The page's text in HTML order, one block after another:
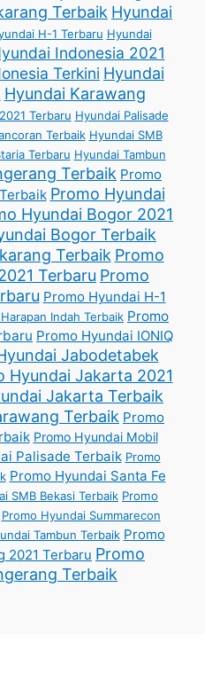
Terbaik Hyundai
H-1 Terbaru Hyundai
Indonesia 2021
Terkini Hyundai
Hyundai Karawang
Terbaru Hyundai Palisade
Terbaik Hyundai SMB
Terbaru Hyundai Tambun
Terbaik Promo
Promo Hyundai
Hyundai Bogor 2021
Bogor Terbaik
Terbaik Promo
Terbaru Promo
Promo Hyundai H-1
Indah Terbaik Promo
Promo Hyundai IONIQ
Jabodetabek
Hyundai Jakarta 2021
Jakarta Terbaik
Terbaik Promo
Promo Hyundai Mobil
Palisade Terbaik Promo
Promo Hyundai Santa Fe
SMB Bekasi Terbaik Promo
Promo Hyundai Summarecon
Tambun Terbaik Promo
2021 Terbaru Promo
Terbaik